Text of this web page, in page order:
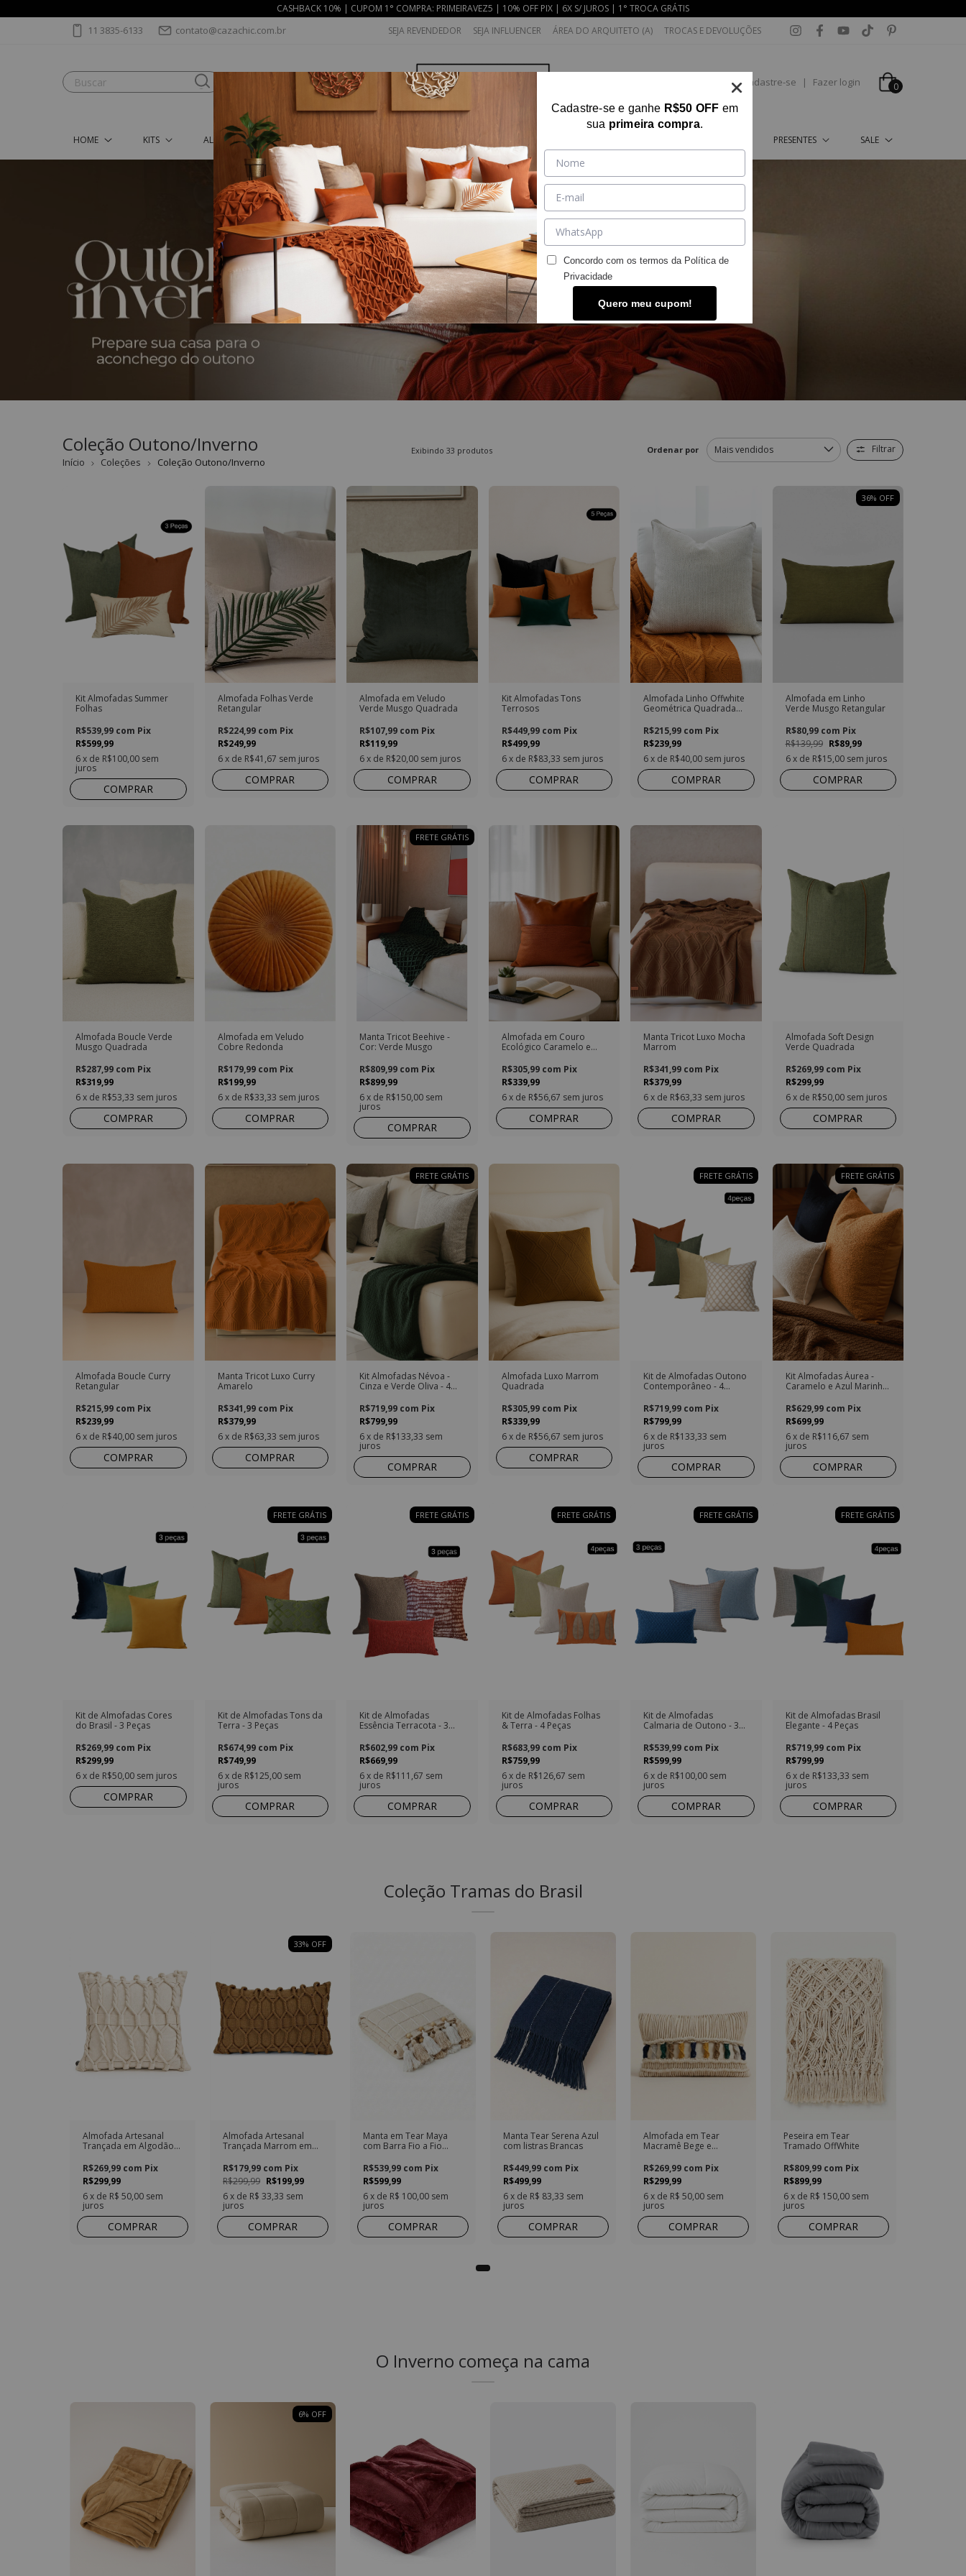
CASHBACK 10% | CUPOM 1° COMPRA: PRIMEIRAVEZ5 | 10% OFF PIX | 6X S/ JUROS | 1° TROCA GRÁTIS
11 3835-6133 contato@cazachic.com.br SEJA REVENDEDOR SEJA INFLUENCER ÁREA DO ARQUITETO (A) TROCAS E DEVOLUÇÕES
Cadastre-se | Fazer login 0
HOME KITS ALMOFADAS PRESENTES SALE
Coleção Outono/Inverno
Início Coleções Coleção Outono/Inverno
Exibindo 33 produtos Ordenar por Filtrar
Kit Almofadas Summer
Folhas
R$599,99
R$539,99 com Pix
6x de R$100,00 sem
juros
COMPRAR
Almofada Folhas Verde
Retangular
R$249,99
R$224,99 com Pix
6 x de R$41,67 sem juros
COMPRAR
Almofada em Veludo
Verde Musgo Quadrada
R$119,99
R$107,99 com Pix
6x de R$20,00 sem juros
COMPRAR
Kit Almofadas Tons
Terrosos
R$499,99
R$449,99 com Pix
6 x de R$83,33 sem juros
COMPRAR
Almofada Linho Offwhite
Geométrica Quadrada
R$239,99
R$215,99 com Pix
6x de R$40,00 sem juros
COMPRAR
36% OFF
Almofada em Linho
Verde Musgo Retangular
R$139,99 R$89,99
R$80,99 com Pix
6 x de R$15,00 sem juros
COMPRAR
Almofada Boucle Verde
Musgo Quadrada
R$319,99
R$287,99 com Pix
6x de R$53,33 sem juros
COMPRAR
Almofada em Veludo
Cobre Redonda
R$199,99
R$179,99 com Pix
6 x de R$33,33 sem juros
COMPRAR
FRETE GRÁTIS
Manta Tricot Beehive -
Cor: Verde Musgo
R$899,99
R$809,99 com Pix
6x de R$150,00 sem
juros
COMPRAR
Almofada em Couro
Ecológico Caramelo e
R$339,99
R$305,99 com Pix
6 x de R$56,67 sem juros
COMPRAR
Manta Tricot Luxo Mocha
Marrom
R$379,99
R$341,99 com Pix
6x de R$63,33 sem juros
COMPRAR
Almofada Soft Design
Verde Quadrada
R$299,99
R$269,99 com Pix
6 x de R$50,00 sem juros
COMPRAR
Almofada Boucle Curry
Retangular
R$239,99
R$215,99 com Pix
6x de R$40,00 sem juros
COMPRAR
Manta Tricot Luxo Curry
Amarelo
R$379,99
R$341,99 com Pix
6 x de R$63,33 sem juros
COMPRAR
FRETE GRÁTIS
Kit Almofadas Névoa -
Cinza e Verde Oliva - 4
R$799,99
R$719,99 com Pix
6x de R$133,33 sem
juros
COMPRAR
Almofada Luxo Marrom
Quadrada
R$339,99
R$305,99 com Pix
6 x de R$56,67 sem juros
COMPRAR
FRETE GRÁTIS
Kit de Almofadas Outono
Contemporâneo - 4
R$799,99
R$719,99 com Pix
6x de R$133,33 sem
juros
COMPRAR
FRETE GRÁTIS
Kit Almofadas Áurea -
Caramelo e Azul Marinho
R$699,99
R$629,99 com Pix
6 x de R$116,67 sem
juros
COMPRAR
Kit de Almofadas Cores
do Brasil - 3 Peças
R$299,99
R$269,99 com Pix
6x de R$50,00 sem juros
COMPRAR
FRETE GRÁTIS
Kit de Almofadas Tons da
Terra - 3 Peças
R$749,99
R$674,99 com Pix
6 x de R$125,00 sem
juros
COMPRAR
FRETE GRÁTIS
Kit de Almofadas
Essência Terracota - 3
R$669,99
R$602,99 com Pix
6x de R$111,67 sem
juros
COMPRAR
FRETE GRÁTIS
Kit de Almofadas Folhas
& Terra - 4 Peças
R$759,99
R$683,99 com Pix
6 x de R$126,67 sem
juros
COMPRAR
FRETE GRÁTIS
Kit de Almofadas
Calmaria de Outono - 3
R$599,99
R$539,99 com Pix
6x de R$100,00 sem
juros
COMPRAR
FRETE GRÁTIS
Kit de Almofadas Brasil
Elegante - 4 Peças
R$799,99
R$719,99 com Pix
6 x de R$133,33 sem
juros
COMPRAR
Coleção Tramas do Brasil
Almofada Artesanal
Trançada em Algodão
R$299,99
R$269,99 com Pix
6x de R$ 50,00 sem
juros
COMPRAR
33% OFF
Almofada Artesanal
Trançada Marrom em
R$299,99 R$199,99
R$179,99 com Pix
6x de R$ 33,33 sem
juros
COMPRAR
Manta em Tear Maya
com Barra Fio a Fio
R$599,99
R$539,99 com Pix
6x de R$ 100,00 sem
juros
COMPRAR
Manta Tear Serena Azul
com listras Brancas
R$499,99
R$449,99 com Pix
6x de R$ 83,33 sem
juros
COMPRAR
Almofada em Tear
Macramê Bege e
R$299,99
R$269,99 com Pix
6x de R$ 50,00 sem
juros
COMPRAR
Peseira em Tear
Tramado OffWhite
R$899,99
R$809,99 com Pix
6x de R$ 150,00 sem
juros
COMPRAR
O Inverno começa na cama
6% OFF
Cadastre-se e ganhe R$50 OFF em
sua primeira compra.
Concordo com os termos daPolítica de
Privacidade
Quero meu cupom!